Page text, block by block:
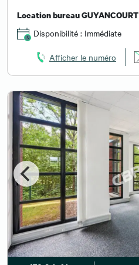
Location bureau GUYANCOURT
Disponibilité : Immédiate
Afficher le numéro